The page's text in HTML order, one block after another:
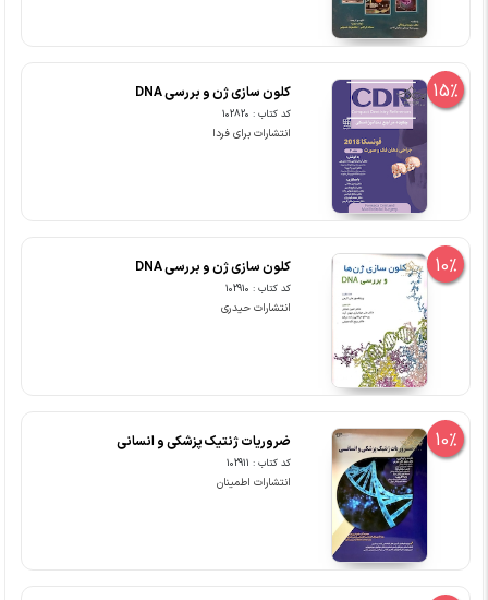
15% کلون سازی ژن و بررسی DNA
کد کتاب : 102820
انتشارات برای فردا
10% کلون سازی ژن و بررسی DNA
کد کتاب : 102910
انتشارات حیدری
10% ضروریات ژنتیک پزشکی و انسانی
کد کتاب : 102911
انتشارات اطمینان